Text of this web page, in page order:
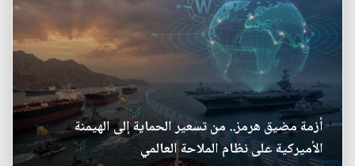
أزمة مضيق هرمز.. من تسعير الحماية إلى الهيمنة
الأميركية على نظام الملاحة العالمي